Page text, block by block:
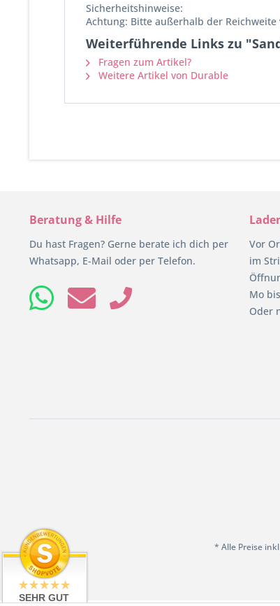
Sicherheitshinweise:
Achtung: Bitte außerhalb der
Weiterführende Links zu
Fragen zum Artikel?
Weitere Artikel von Durable
Beratung & Hilfe
Du hast Fragen? Gerne berate ich dich per
Whatsapp, E-Mail oder per Telefon.
Vor
im
Mo
Oder
* Alle Preise
SEHR GUT